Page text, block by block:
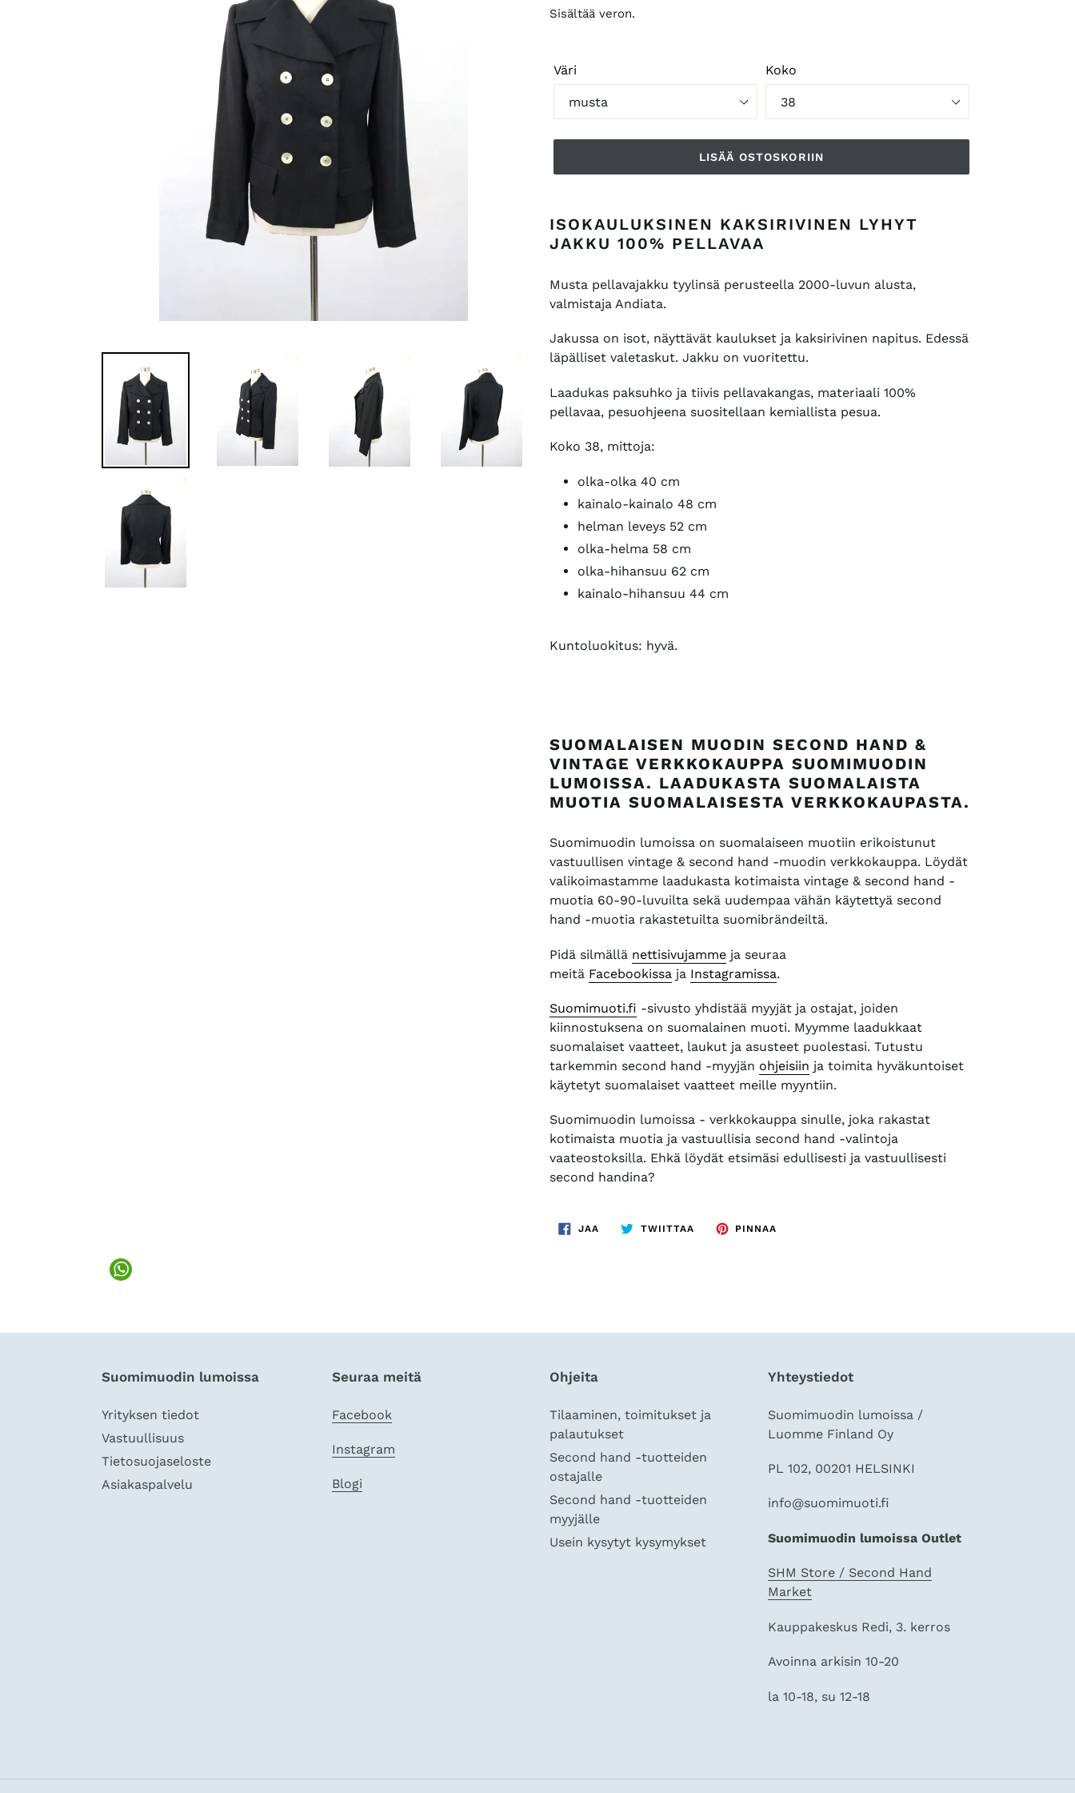
Sisältää veron.
Väri Koko
LISÄÄ OSTOSKORIIN
lisääminen
ostoskoriin
ISOKAULUKSINEN KAKSIRIVINEN LYHYT
JAKKU 100% PELLAVAA
Musta pellavajakku tyylinsä perusteella 2000-luvun alusta,
valmistaja Andiata.
Jakussa on isot, näyttävät kaulukset ja kaksirivinen napitus. Edessä
läpälliset valetaskut. Jakku on vuoritettu.
Laadukas paksuhko ja tiivis pellavakangas, materiaali 100%
pellavaa, pesuohjeena suositellaan kemiallista pesua.
Koko 38, mittoja:
olka-olka 40 cm
kainalo-kainalo 48 cm
helman leveys 52 cm
olka-helma 58 cm
olka-hihansuu 62 cm
kainalo-hihansuu 44 cm
Kuntoluokitus: hyvä.
SUOMALAISEN MUODIN SECOND HAND &
VINTAGE VERKKOKAUPPA SUOMIMUODIN
LUMOISSA. LAADUKASTA SUOMALAISTA
MUOTIA SUOMALAISESTA VERKKOKAUPASTA.
Suomimuodin lumoissa on suomalaiseen muotiin erikoistunut
vastuullisen vintage & second hand -muodin verkkokauppa. Löydät
valikoimastamme laadukasta kotimaista vintage & second hand -
muotia 60-90-luvuilta sekä uudempaa vähän käytettyä second
hand -muotia rakastetuilta suomibrändeiltä.
Pidä silmällä nettisivujamme ja seuraa
meitä Facebookissa ja Instagramissa.
Suomimuoti.fi -sivusto yhdistää myyjät ja ostajat, joiden
kiinnostuksena on suomalainen muoti. Myymme laadukkaat
suomalaiset vaatteet, laukut ja asusteet puolestasi. Tutustu
tarkemmin second hand -myyjän ohjeisiin ja toimita hyväkuntoiset
käytetyt suomalaiset vaatteet meille myyntiin.
Suomimuodin lumoissa - verkkokauppa sinulle, joka rakastat
kotimaista muotia ja vastuullisia second hand -valintoja
vaateostoksilla. Ehkä löydät etsimäsi edullisesti ja vastuullisesti
second handina?
JAA
FACEBOOKISSA
TWIITTAA TWIITTAA
TWITTERISSÄ
PINNAA
Suomimuodin lumoissa
Yrityksen tiedot
Vastuullisuus
Tietosuojaseloste
Asiakaspalvelu
Seuraa meitä
Facebook
Instagram
Blogi
Ohjeita
Tilaaminen, toimitukset ja
palautukset
Second hand -tuotteiden
ostajalle
Second hand -tuotteiden
myyjälle
Usein kysytyt kysymykset
Yhteystiedot
Suomimuodin lumoissa /
Luomme Finland Oy
PL 102, 00201 HELSINKI
info@suomimuoti.fi
Suomimuodin lumoissa Outlet
SHM Store / Second Hand
Market
Kauppakeskus Redi, 3. kerros
Avoinna arkisin 10-20
la 10-18, su 12-18